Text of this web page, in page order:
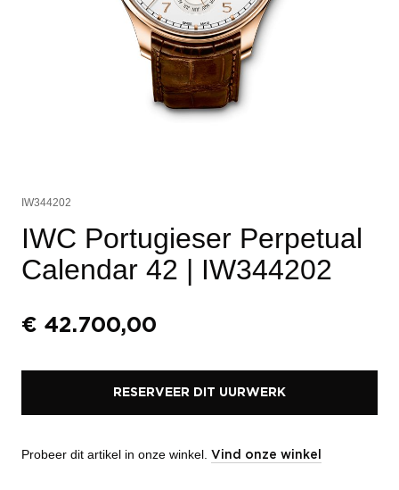
IW344202
IWC Portugieser Perpetual
Calendar 42 | IW344202
€ 42.700,00
RESERVEER DIT UURWERK
Probeer dit artikel in onze winkel. Vind onze winkel